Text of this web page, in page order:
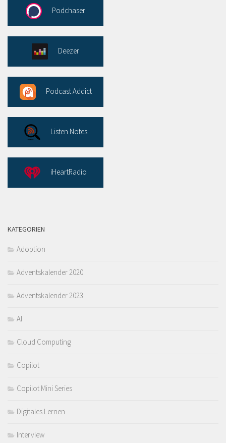
Podchaser
Deezer
Podcast Addict
Listen Notes
iHeartRadio
KATEGORIEN
Adoption
Adventskalender 2020
Adventskalender 2023
AI
Cloud Computing
Copilot
Copilot Mini Series
Digitales Lernen
Interview